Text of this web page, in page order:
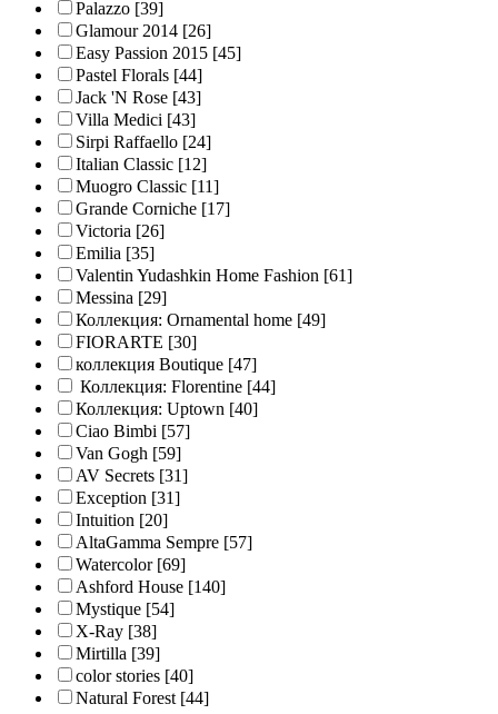
Palazzo [39]
Glamour 2014 [26]
Easy Passion 2015 [45]
Pastel Florals [44]
Jack 'N Rose [43]
Villa Medici [43]
Sirpi Raffaello [24]
Italian Classic [12]
Muogro Сlassic [11]
Grande Corniche [17]
Victoria [26]
Emilia [35]
Valentin Yudashkin Home Fashion [61]
Messina [29]
Коллекция: Ornamental home [49]
FIORARTE [30]
коллекция Boutique [47]
Коллекция: Florentine [44]
Коллекция: Uptown [40]
Ciao Bimbi [57]
Van Gogh [59]
AV Secrets [31]
Exception [31]
Intuition [20]
AltaGamma Sempre [57]
Watercolor [69]
Ashford House [140]
Mystique [54]
X-Ray [38]
Mirtilla [39]
color stories [40]
Natural Forest [44]